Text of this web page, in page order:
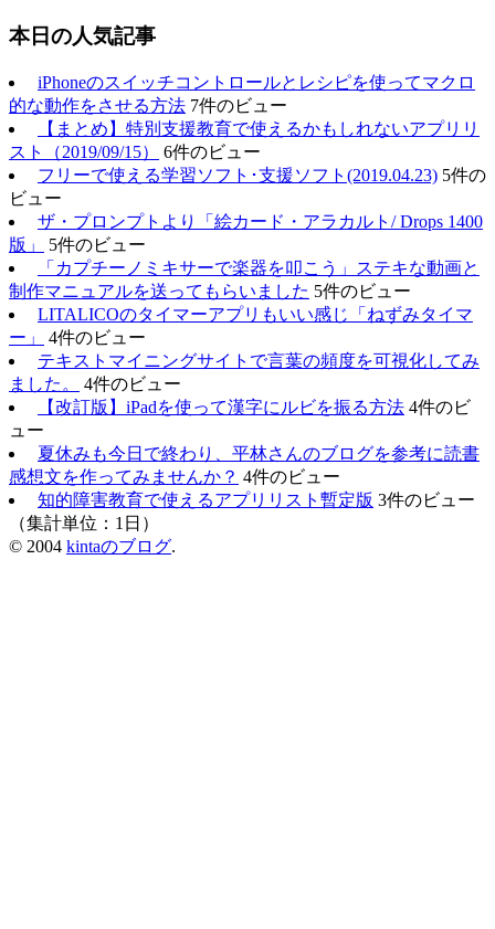
本日の人気記事
iPhoneのスイッチコントロールとレシピを使ってマクロ
的な動作をさせる方法 7件のビュー
【まとめ】特別支援教育で使えるかもしれないアプリリ
スト（2019/09/15）
6件のビュー
フリーで使える学習ソフト･支援ソフト(2019.04.23) 5件の
ビュー
ザ・プロンプトより「絵カード・アラカルト/ Drops 1400
版」
5件のビュー
「カプチーノミキサーで楽器を叩こう」ステキな動画と
制作マニュアルを送ってもらいました 5件のビュー
LITALICOのタイマーアプリもいい感じ「ねずみタイマ
ー」
4件のビュー
テキストマイニングサイトで言葉の頻度を可視化してみ
ました。
4件のビュー
【改訂版】iPadを使って漢字にルビを振る方法 4件のビ
ュー
夏休みも今日で終わり、平林さんのブログを参考に読書
感想文を作ってみませんか？ 4件のビュー
知的障害教育で使えるアプリリスト暫定版 3件のビュー
（集計単位：1日）
© 2004 kintaのブログ.